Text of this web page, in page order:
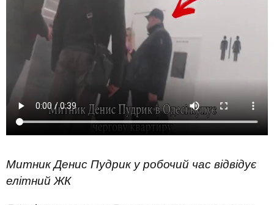
Митник Денис Пудрик у робочий час відвідує
елітний ЖК